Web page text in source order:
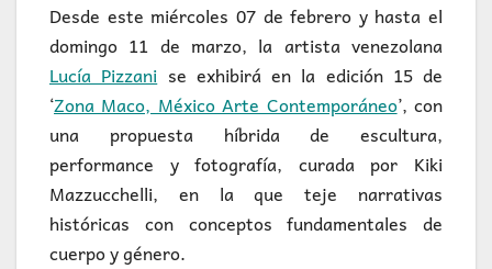
Desde este miércoles 07 de febrero y hasta el
domingo 11 de marzo, la artista venezolana
Lucía Pizzani se exhibirá en la edición 15 de
‘Zona Maco, México Arte Contemporáneo’, con
una propuesta híbrida de escultura,
performance y fotografía, curada por Kiki
Mazzucchelli, en la que teje narrativas
históricas con conceptos fundamentales de
cuerpo y género.